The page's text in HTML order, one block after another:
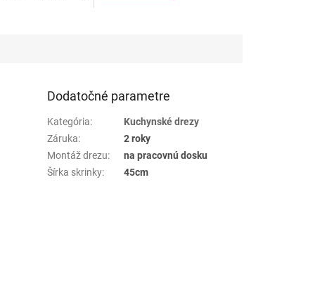
Dodatočné parametre
Kategória:
Kuchynské drezy
Záruka:
2 roky
Montáž drezu:
na pracovnú dosku
Šírka skrinky: 45cm